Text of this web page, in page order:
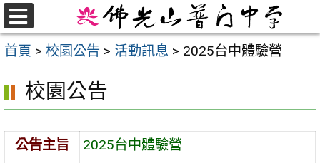
跳
至
主首頁 > 校園公告 > 活動訊息 > 2025台中體驗營
校園公告
公告主旨
2025台中體驗營
選
單